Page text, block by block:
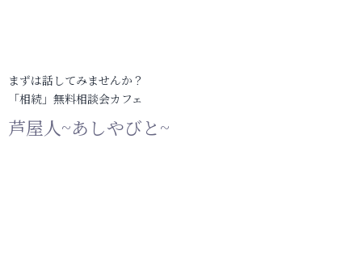
まずは話してみませんか？
「相続」無料相談会カフェ
芦屋人~あしやびと~